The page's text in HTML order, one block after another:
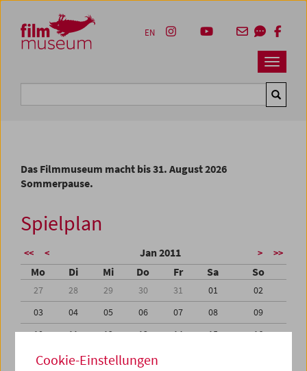
Zum Inhalt
Zum Hauptmenü
Zur Servicenavigation
Zum Suche
Navbar
EN
Das Filmmuseum macht bis 31. August 2026
Sommerpause.
Spielplan
<< < Jan 2011 > >>
Mo Di Mi Do Fr Sa So
27 28 29 30 31 01
02
03
04 05 06 07 08
09
10
11 12 13 14 15
16
17
18 19 20
Cookie-Einstellungen